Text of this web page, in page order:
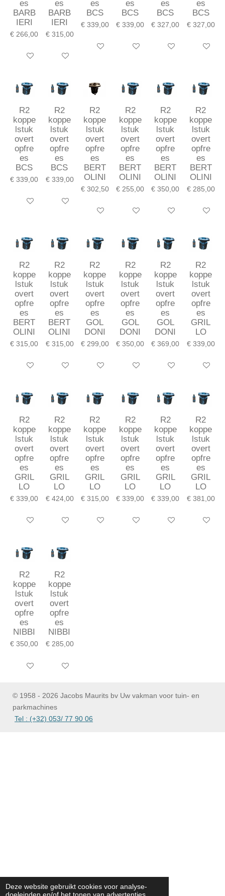
Deze website gebruikt cookies voor analyse-
es
BARB
IERI
€ 266,00
In winkelwagen
es
BARB
IERI
€ 315,00
In winkelwagen
es
BCS
€ 339,00
In winkelwagen
es
BCS
€ 339,00
In winkelwagen
es
BCS
€ 327,00
In winkelwagen
es
BCS
€ 327,00
In
R2
koppe
lstuk
overt
opfre
es
BCS
€ 339,00
In winkelwagen
R2
koppe
lstuk
overt
opfre
es
BCS
€ 339,00
In winkelwagen
R2
koppe
lstuk
overt
opfre
es
BERT
OLINI
€ 302,50
In winkelwagen
R2
koppe
lstuk
overt
opfre
es
BERT
OLINI
€ 255,00
In winkelwagen
R2
koppe
lstuk
overt
opfre
es
BERT
OLINI
€ 350,00
In winkelwagen
R2
koppe
lstuk
overt
opfre
es
BERT
OLINI
€ 285,00
In
R2
koppe
lstuk
overt
opfre
es
BERT
OLINI
€ 315,00
In winkelwagen
R2
koppe
lstuk
overt
opfre
es
BERT
OLINI
€ 315,00
In winkelwagen
R2
koppe
lstuk
overt
opfre
es
GOL
DONI
€ 299,00
In winkelwagen
R2
koppe
lstuk
overt
opfre
es
GOL
DONI
€ 350,00
In winkelwagen
R2
koppe
lstuk
overt
opfre
es
GOL
DONI
€ 369,00
In winkelwagen
R2
koppe
lstuk
overt
opfre
es
GRIL
LO
€ 339,00
In
R2
koppe
lstuk
overt
opfre
es
GRIL
LO
€ 339,00
In winkelwagen
R2
koppe
lstuk
overt
opfre
es
GRIL
LO
€ 424,00
In winkelwagen
R2
koppe
lstuk
overt
opfre
es
GRIL
LO
€ 315,00
In winkelwagen
R2
koppe
lstuk
overt
opfre
es
GRIL
LO
€ 339,00
In winkelwagen
R2
koppe
lstuk
overt
opfre
es
GRIL
LO
€ 339,00
In winkelwagen
R2
koppe
lstuk
overt
opfre
es
GRIL
LO
€ 381,00
In
R2
koppe
lstuk
overt
opfre
es
NIBBI
€ 350,00
In winkelwagen
R2
koppe
lstuk
overt
opfre
es
NIBBI
€ 285,00
In winkelwagen
© 1958 - 2026 Jacobs Maurits bv Uw vakman voor tuin- en
parkmachines
Tel : (+32) 053/ 77 90 06